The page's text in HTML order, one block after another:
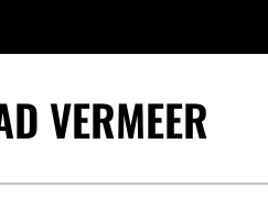
VERMEER